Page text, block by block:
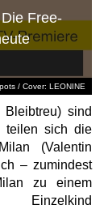
/ Cover: LEONINE
Free-
sind
teilen sich die
(Valentin
– zumindest
zu einem
Einzelkind